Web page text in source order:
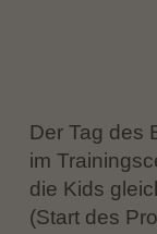
Der Tag des
im
die Kids
(Start des